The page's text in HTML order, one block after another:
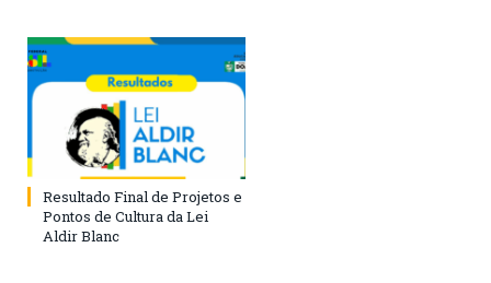
Resultado Final de Projetos e
Pontos de Cultura da Lei
Aldir Blanc